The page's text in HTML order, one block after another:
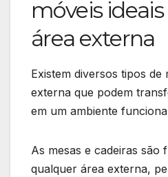
móveis
área externa
Existem diversos tipos de
externa que podem
em um ambiente
As mesas e cadeiras são
qualquer área externa,